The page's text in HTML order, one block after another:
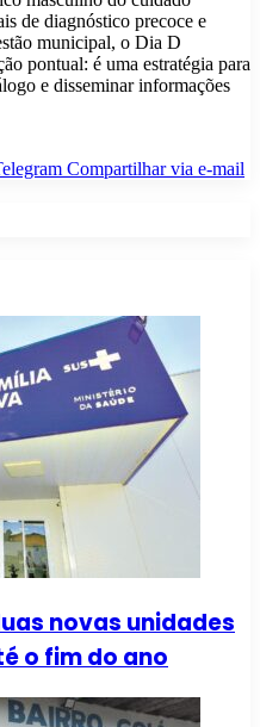
de diagnóstico precoce e
municipal, o Dia D
pontual: é uma estratégia para
e disseminar informações
Compartilhar via e-mail
novas unidades
o fim do ano